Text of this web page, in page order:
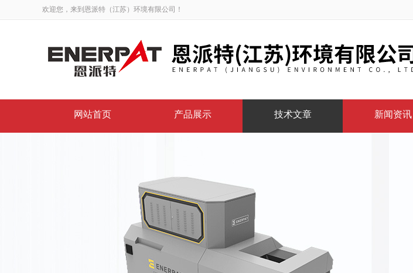
欢迎您，来到恩派特（江苏）环境有限公司！
网站首页 产品展示 技术文章 新闻资讯